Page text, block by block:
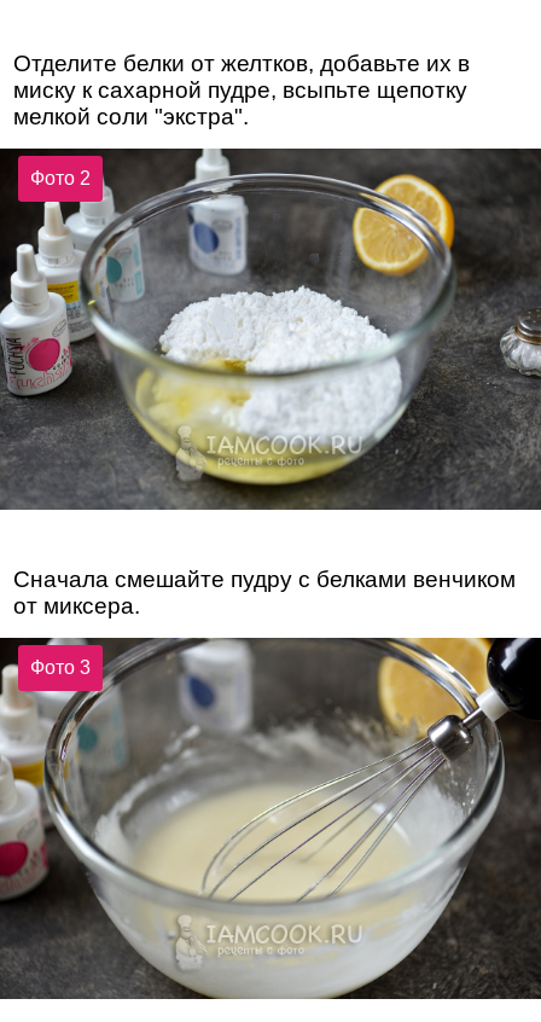
Отделите белки от желтков, добавьте их в
миску к сахарной пудре, всыпьте щепотку
мелкой соли "экстра".
Фото 2
Сначала смешайте пудру с белками венчиком
от миксера.
Фото 3